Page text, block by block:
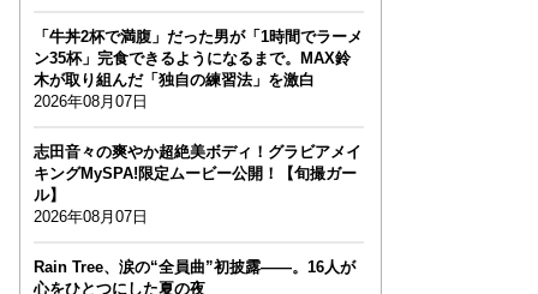
「牛丼2杯で満腹」だった男が「1時間でラーメ
ン35杯」完食できるようになるまで。MAX鈴
木が取り組んだ「独自の練習法」を激白
2026年08月07日
志田音々の爽やか超絶美ボディ！グラビアメイ
キングMySPA!限定ムービー公開！【旬撮ガー
ル】
2026年08月07日
Rain Tree、涙の“全員曲”初披露――。16人が
心をひとつにした夏の夜